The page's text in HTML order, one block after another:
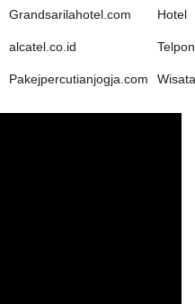
Grandsarilahotel.com Hotel
alcatel.co.id Telpon
Pakejpercutianjogja.com Wisata